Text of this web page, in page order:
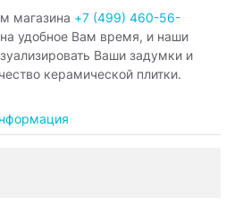
магазина +7 (499) 460-56-
на удобное Вам время, и наши
Ваши задумки и
керамической плитки.